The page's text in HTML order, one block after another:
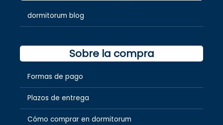
dormitorum blog
Sobre la compra
Formas de pago
Plazos de entrega
Cómo comprar en dormitorum